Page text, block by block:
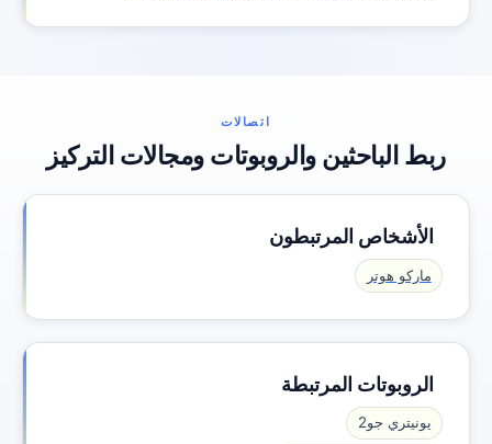
اتصالات
ربط الباحثين والروبوتات ومجالات التركيز
الأشخاص المرتبطون
ماركو هوتر
الروبوتات المرتبطة
يونيتري جو2